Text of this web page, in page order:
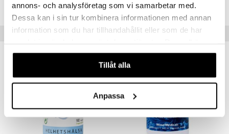
annons- och analysföretag som vi samarbetar med.
Dessa kan i sin tur kombinera informationen med annan
information som du har tillhandahållit eller som de har
våra cookies vid fortsatt användande av vår webbplats.
Tillåt alla
Anpassa
Suositut tuotteet